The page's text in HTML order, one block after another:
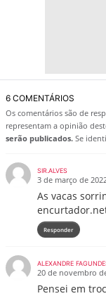
6 COMENTÁRIOS
Os comentários são de
representam a opinião
serão publicados. Se
SIR.ALVES
3 de março de
As vacas
Responder
ALEXANDRE
20 de novembro
Pensei em